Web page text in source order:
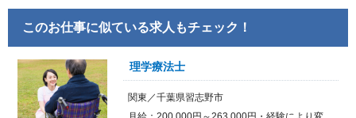
このお仕事に似ている求人もチェック！
理学療法士
関東／千葉県習志野市